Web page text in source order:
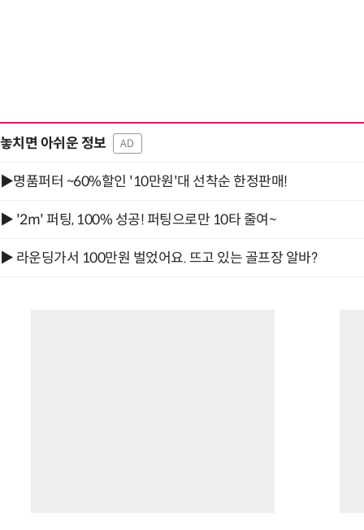
놓치면 아쉬운 정보 AD
▶명품퍼터 ~60%할인 '10만원'대 선착순 한정판매!
▶ '2m' 퍼팅, 100% 성공! 퍼팅으로만 10타 줄여~
▶ 라운딩가서 100만원 벌었어요. 뜨고 있는 골프장 알바?